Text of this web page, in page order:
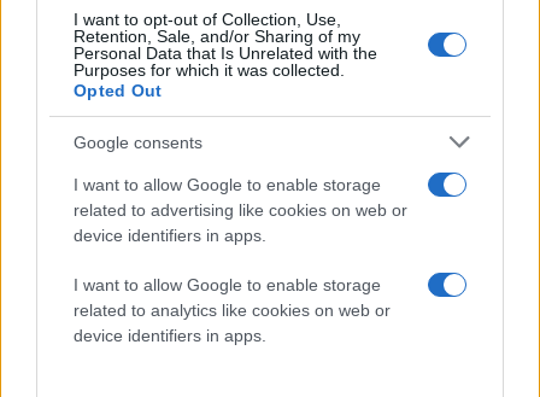
I want to opt-out of Collection, Use,
Retention, Sale, and/or Sharing of my
Personal Data that Is Unrelated with the
Purposes for which it was collected.
Opted Out
Google consents
I want to allow Google to enable storage
related to advertising like cookies on web or
device identifiers in apps.
I want to allow Google to enable storage
related to analytics like cookies on web or
device identifiers in apps.
Η υποστήριξη του Android από τα Snapdragon X chips
θα μπορούσε να αλλάξει τις ισορροπίες στη
βιομηχανία των υπολογιστών. Μέχρι τώρα, η
Microsoft είχε το πάνω χέρι με τα Windows on ARM,
ένα project που βασίστηκε σχεδόν αποκλειστικά στην
τεχνολογία της Qualcomm. Όμως, παρά τις
προσπάθειες, τα Windows σε ARM συσκευές δεν
περιορισμένης συμβατότητας εφαρμογών και
αδύναμης απόδοσης.